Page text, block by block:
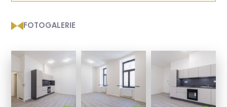
FOTOGALERIE